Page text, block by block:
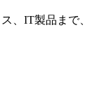
、IT製品まで、